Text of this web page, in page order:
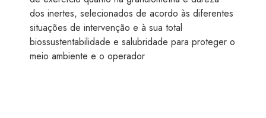
dos inertes, selecionados de acordo às diferentes
situações de intervenção e à sua total
biossustentabilidade e salubridade para proteger o
meio ambiente e o operador